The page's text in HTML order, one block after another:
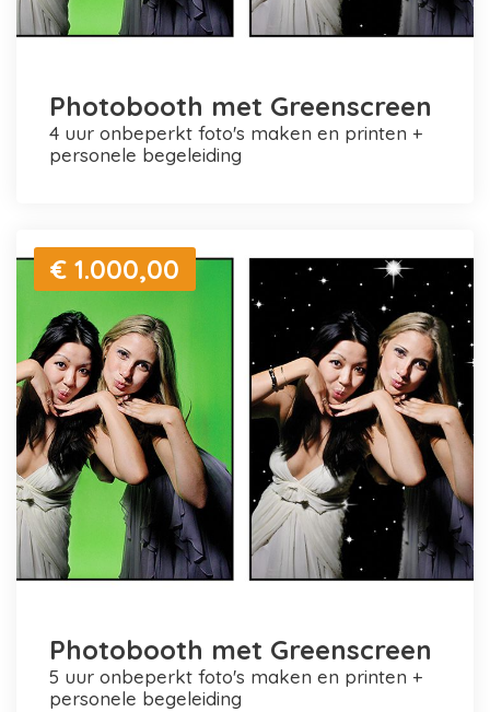
Photobooth met Greenscreen
4 uur onbeperkt foto's maken en printen +
personele begeleiding
€ 1.000,00
Photobooth met Greenscreen
5 uur onbeperkt foto's maken en printen +
personele begeleiding